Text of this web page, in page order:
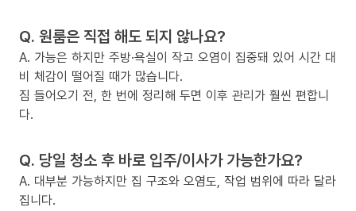
Q. 원룸은 직접 해도 되지 않나요?
A. 가능은 하지만 주방·욕실이 작고 오염이 집중돼 있어 시간 대
비 체감이 떨어질 때가 많습니다.
짐 들어오기 전, 한 번에 정리해 두면 이후 관리가 훨씬 편합니
다.
Q. 당일 청소 후 바로 입주/이사가 가능한가요?
A. 대부분 가능하지만 집 구조와 오염도, 작업 범위에 따라 달라
집니다.